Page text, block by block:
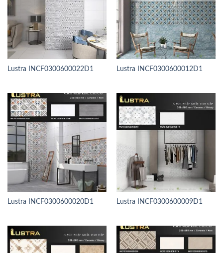
Lustra INCF0300600022D1 Lustra INCF0300600012D1
Lustra INCF0300600020D1 Lustra INCF0300600009D1